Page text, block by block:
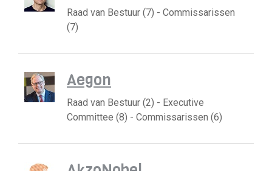
Raad van Bestuur (7) - Commissarissen
(7)
Aegon
Raad van Bestuur (2) - Executive
Committee (8) - Commissarissen (6)